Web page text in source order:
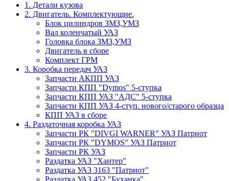
1. Детали кузова
2. Двигатель. Комплектующие.
Блок цилиндров ЗМЗ,УМЗ
Вал коленчатый УАЗ
Головка блока ЗМЗ,УМЗ
Двигатель в сборе
Комплект ГРМ
3. Коробка передач УАЗ
Запчасти АКПП УАЗ
Запчасти КПП "Dymos" 5-ступка
Запчасти КПП УАЗ "АДС" 5-ступка
Запчасти КПП УАЗ 4-ступ. нового/старого образца
КПП УАЗ в сборе
4. Раздаточная коробка УАЗ
Запчасти РК "DIVGI WARNER" УАЗ Патриот
Запчасти РК "DYMOS" УАЗ Патриот
Запчасти РК УАЗ
Раздатка УАЗ "Хантер"
Раздатка УАЗ 3163 "Патриот"
Раздатка УАЗ 452 "Буханка"